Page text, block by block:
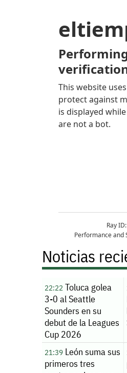
Noticias
22:22 Toluca golea
3-0 al Seattle
Sounders en su
debut de la Leagues
Cup 2026
21:39 León suma sus
primeros tres